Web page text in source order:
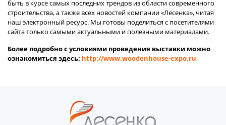
быть в курсе самых последних трендов из области современного
строительства, а также всех новостей компании «Лесенка», читая
наш электронный ресурс. Мы готовы поделиться с посетителями
сайта только самыми актуальными и полезными материалами.
Более подробно с условиями проведения выставки можно
ознакомиться здесь: http://www.woodenhouse-expo.ru